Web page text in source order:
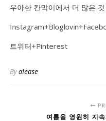
우아한 칸막이에서 더 많은
트위터+Pinterest
Byalease
여름을 영원히 지